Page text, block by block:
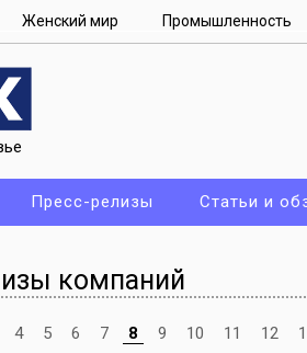
Женский мир Промышленность
Пресс-релизы Статьи и
компаний
4 5 6 7 8 9 10 11 12